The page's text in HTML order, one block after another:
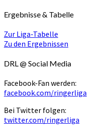
Ergebnisse & Tabelle
Zur Liga-Tabelle
Zu den Ergebnissen
DRL @ Social Media
Facebook-Fan werden:
facebook.com/ringerliga
Bei Twitter folgen:
twitter.com/ringerliga